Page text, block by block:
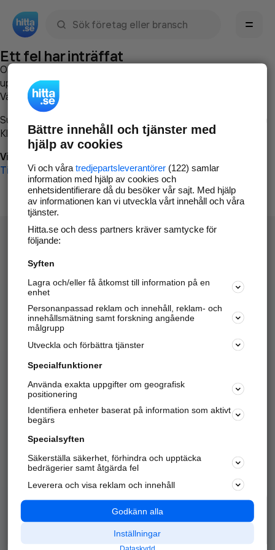
Ett fel har inträffat
Om du vill kan du
uppstod så att vi lättare och snabbare kan avhjälpa det.
Vänligen försök med följande:
Surfa till
Klicka påTillbaka-knappen i webbläsaren och försök igen
Vi beklagar besväret!
Till startsidan
Hitta.se - Gratis nummerupplysning.
Sök företag, personer och platser.
Hitta telefonnummer, adresser, företagsinfo mm.
Marknadsför företaget
Kom igång och annonsera mot
samarbetspartners nära dig.
Alla kategorier
Populära sökningar
API & Kartor
Annonsera
Integritet
Nödnummer
Bättre innehåll och tjänster med
hjälp av cookies
Vi och våra tredjepartsleverantörer(122) samlar
information med hjälp av cookies och
enhetsidentifierare då du besöker vår sajt. Med hjälp
av informationen kan vi utveckla vårt innehåll och våra
tjänster.
Hitta.se och dess partners kräver samtycke för
följande:
Syften
Lagra och/eller få åtkomst till information på en
enhet
Personanpassad reklam och innehåll, reklam- och
innehållsmätning samt forskning angående
målgrupp
Utveckla och förbättra tjänster
Specialfunktioner
Använda exakta uppgifter om geografisk
positionering
Identifiera enheter baserat på information som aktivt
begärs
Specialsyften
Säkerställa säkerhet, förhindra och upptäcka
bedrägerier samt åtgärda fel
Leverera och visa reklam och innehåll
Godkänn alla
Inställningar
Dataskydd